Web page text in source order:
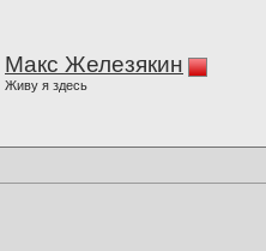
Макс Железякин
Живу я здесь